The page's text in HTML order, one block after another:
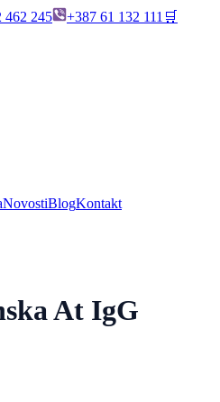
462 245 +387 61 132 111 🛒
NovostiBlogKontakt
At IgG